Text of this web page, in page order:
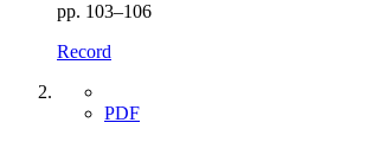
pp. 103–106
Record
PDF